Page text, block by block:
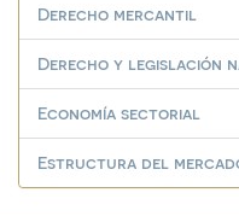
Derecho mercantil
Derecho y legislación
Economía sectorial
Estructura del